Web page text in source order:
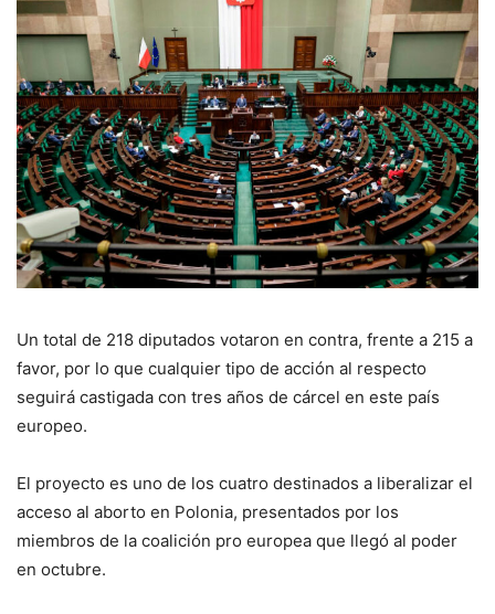
Un total de 218 diputados votaron en contra, frente a 215 a
favor, por lo que cualquier tipo de acción al respecto
seguirá castigada con tres años de cárcel en este país
europeo.
El proyecto es uno de los cuatro destinados a liberalizar el
acceso al aborto en Polonia, presentados por los
miembros de la coalición pro europea que llegó al poder
en octubre.